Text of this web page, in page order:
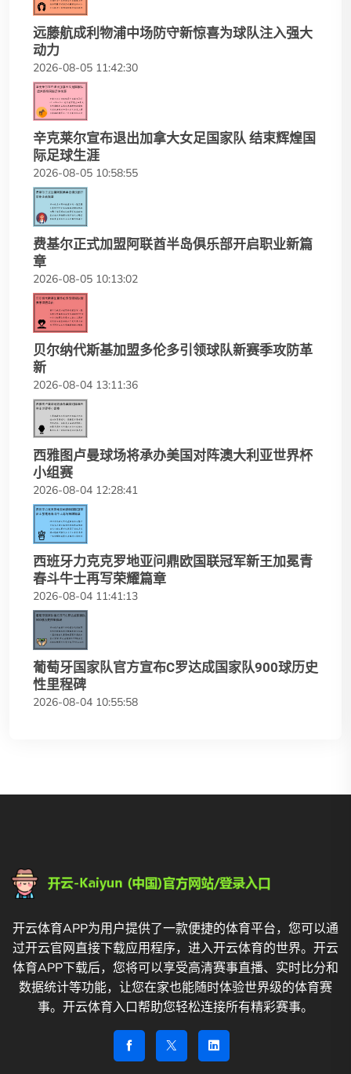
远藤航成利物浦中场防守新惊喜为球队注入强大
动力
2026-08-05 11:42:30
辛克莱尔宣布退出加拿大女足国家队 结束辉煌国
际足球生涯
2026-08-05 10:58:55
费基尔正式加盟阿联酋半岛俱乐部开启职业新篇
章
2026-08-05 10:13:02
贝尔纳代斯基加盟多伦多引领球队新赛季攻防革
新
2026-08-04 13:11:36
西雅图卢曼球场将承办美国对阵澳大利亚世界杯
小组赛
2026-08-04 12:28:41
西班牙力克克罗地亚问鼎欧国联冠军新王加冕青
春斗牛士再写荣耀篇章
2026-08-04 11:41:13
葡萄牙国家队官方宣布C罗达成国家队900球历史
性里程碑
2026-08-04 10:55:58
开云体育APP为用户提供了一款便捷的体育平台，您可以通
过开云官网直接下载应用程序，进入开云体育的世界。开云
体育APP下载后，您将可以享受高清赛事直播、实时比分和
数据统计等功能，让您在家也能随时体验世界级的体育赛
事。开云体育入口帮助您轻松连接所有精彩赛事。